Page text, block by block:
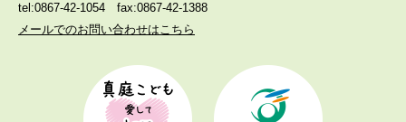
tel:0867-42-1054
fax:0867-42-1388
メールでのお問い合わせはこちら